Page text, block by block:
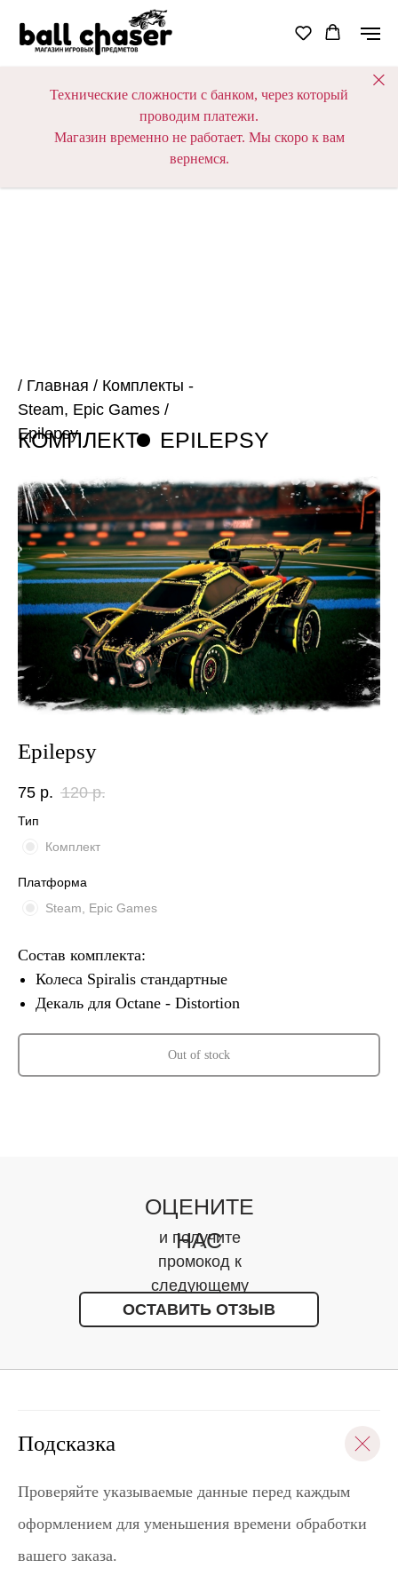
Технические сложности с банком, через который
проводим платежи.
Магазин временно не работает. Мы скоро к вам
вернемся.
КОМПЛЕКТ
/ Главная / Комплекты -
Steam, Epic Games /
Epilepsy
EPILEPSY
Epilepsy
75 р. 120 р.
Тип
Комплект
Платформа
Steam, Epic Games
Состав комплекта:
Колеса Spiralis стандартные
Декаль для Octane - Distortion
Out of stock
ОЦЕНИТЕ
НАС
и получите
промокод к
следующему
заказу
ОСТАВИТЬ ОТЗЫВ
Подсказка
Проверяйте указываемые данные перед каждым
оформлением для уменьшения времени обработки
вашего заказа.